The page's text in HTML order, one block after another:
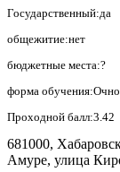
Государственный:да
общежитие:нет
бюджетные места:?
форма
Проходной балл:3.42
681000,
Амуре, улица